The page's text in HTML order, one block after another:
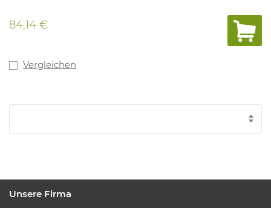
84,14 €
Vergleichen
Unsere Firma